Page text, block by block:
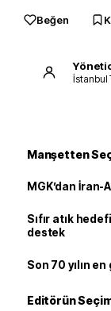
Beğen
İstanbul
Manşetten
MGK’dan İran-
Sıfır atık
destek
Son 70 yılın
Editörün